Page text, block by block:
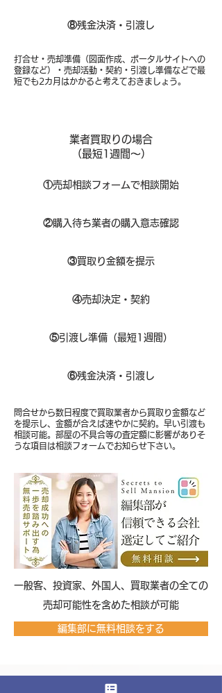
打合せ・売却準備（図面作成、ポータルサイトへの
登録など）・売却活動・契約・引渡し準備などで最
短でも2カ月はかかると考えておきましょう。
⑧​残金決済・引渡し
業者買取りの場合
（​最短1週間～）
①​売却相談フォームで相談開始
②購入待ち業者の購入意志確認
③買取り金額を提示
④売却決定・契約
⑤引渡し準備（最短1週間）
⑥残金決済・引渡し
問合せから数日程度で買取業者から買取り金額など
を提示し、金額が合えば速やかに契約。早い引渡も
相談可能。部屋の不具合等の査定額に影響がありそ
うな項目は相談フォームでお知らせ下さい。
​一般客、投資家、外国人、買取業者の全ての
売却可能性を含めた相談が可能
編集部に無料相談をする
ディアナコート奥沢の立地および環境